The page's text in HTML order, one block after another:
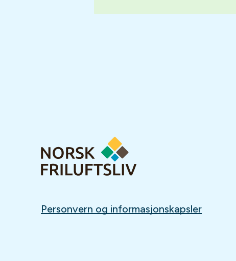
Personvern og informasjonskapsler